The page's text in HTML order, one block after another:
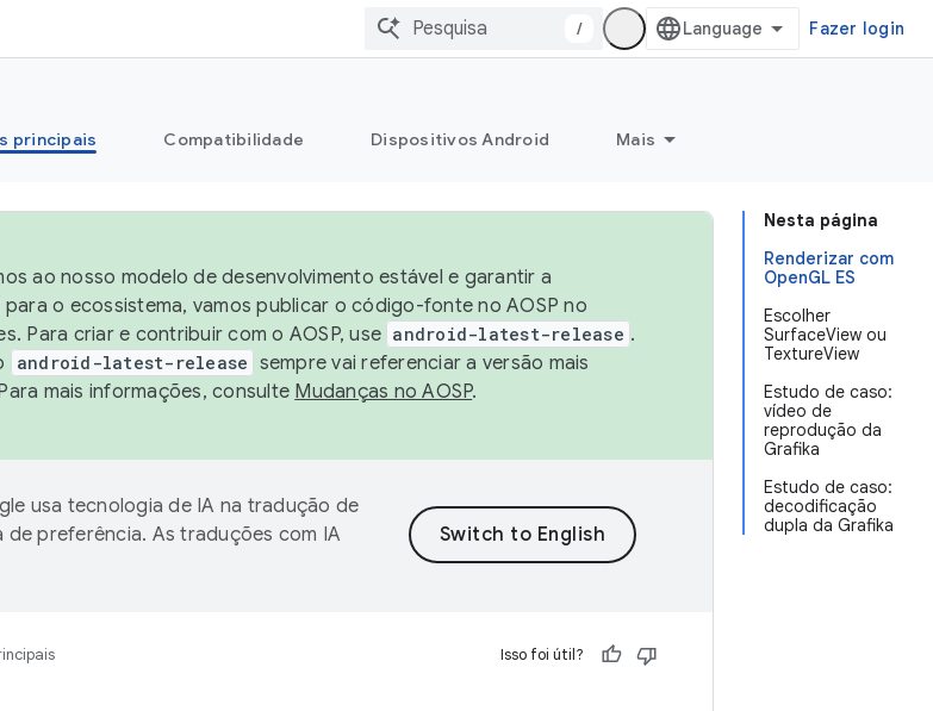
/ Fazer login
principais Compatibilidade Dispositivos Android Mais
Nesta página
Renderizar com
OpenGL ES
Escolher
SurfaceView ou
TextureView
Estudo de caso:
vídeo de
reprodução da
Grafika
Estudo de caso:
decodificação
dupla da Grafika
ao nosso modelo de desenvolvimento estável e garantir a
o ecossistema, vamos publicar o código-fonte no AOSP no
Para criar e contribuir com o AOSP, use android-latest-release .
android-latest-release sempre vai referenciar a versão mais
mais informações, consulte Mudanças no AOSP.
usa tecnologia de IA na tradução de
preferência. As traduções com IA
Isso foi útil?